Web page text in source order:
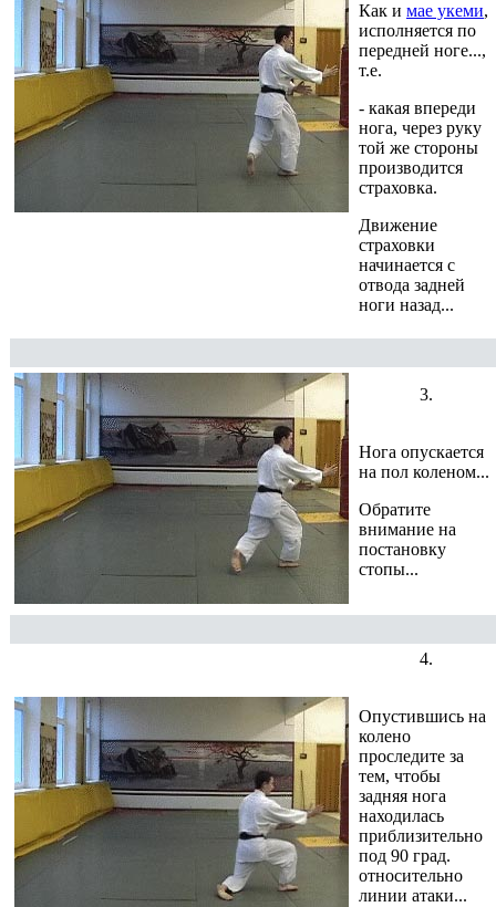
Как и мае укеми,
исполняется по
передней ноге...,
т.е.
- какая впереди
нога, через руку
той же стороны
производится
страховка.
Движение
страховки
начинается с
отвода задней
ноги назад...
3.
Нога опускается
на пол коленом...
Обратите
внимание на
постановку
стопы...
4.
Опустившись на
колено
проследите за
тем, чтобы
задняя нога
находилась
приблизительно
под 90 град.
относительно
линии атаки...